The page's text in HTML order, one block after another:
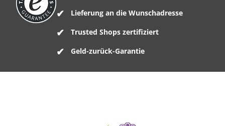
Lieferung an die Wunschadresse
Trusted Shops zertifiziert
Geld-zurück-Garantie